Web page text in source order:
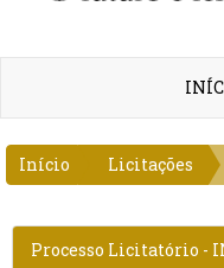
Início Licitações
Processo Licitatório -